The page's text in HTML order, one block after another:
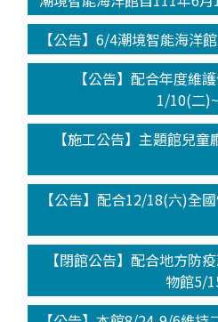
【公告】6/4潮境智能海洋
【公告】配合年度維
1/10(二
【施工公告】主題館兒
【公告】配合12/18(六)全
【閉館公告】配合地方防
物館5/